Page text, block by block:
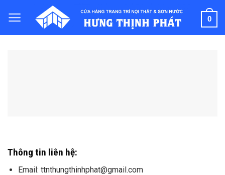
0
Thông tin liên hệ:
Email: ttnthungthinhphat@gmail.com